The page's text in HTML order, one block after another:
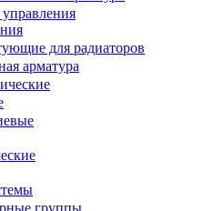
для радиаторов
арматура
группы